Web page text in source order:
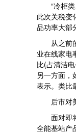
“冷柜类
此次关税变
品功率大部
从之前的
业在线家电
比(占清洁
另一方面，
表示。类比
后市对美
面对即将
全能基站产